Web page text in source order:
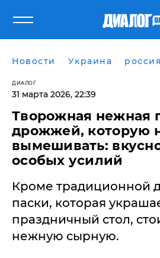
Новости Украина россия
ДИАЛОГ
31 марта 2026, 22:39
Творожная нежная
дрожжей, которую
вымешивать:
особых усилий
Кроме традиционной
паски, которая
праздничный стол,
нежную сырную.